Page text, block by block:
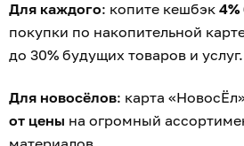
Для каждого: копите кешбэк
покупки по накопительной
до 30% будущих товаров и услуг.
Для новосёлов: карта
от цены на огромный